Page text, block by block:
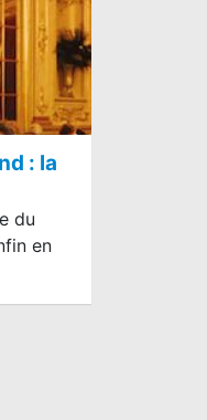
: la
du
en